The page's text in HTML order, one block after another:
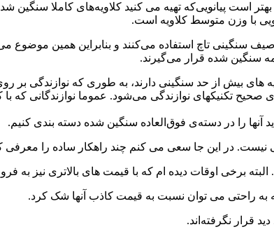
پیانویی‌که تهیه می کنید کلاویه‌های کاملا سنگین
با وزن متوسط کلاویه است.
تاچ استفاده می‌کنند و بنابراین همین موضوع می
سنگین شده قرار می‌گیرند.
های بیش از حد سنگینی دارند، به طوری که نوازندگی بر
تکنیکهای نوازندگی می‌شود. عموما نوازندگانی که
آنها را در دسته‌ی فوق‌العاده سنگین شده دسته بندی کنیم.
در این جا سعی می کنم چند راهکار ساده را معرفی